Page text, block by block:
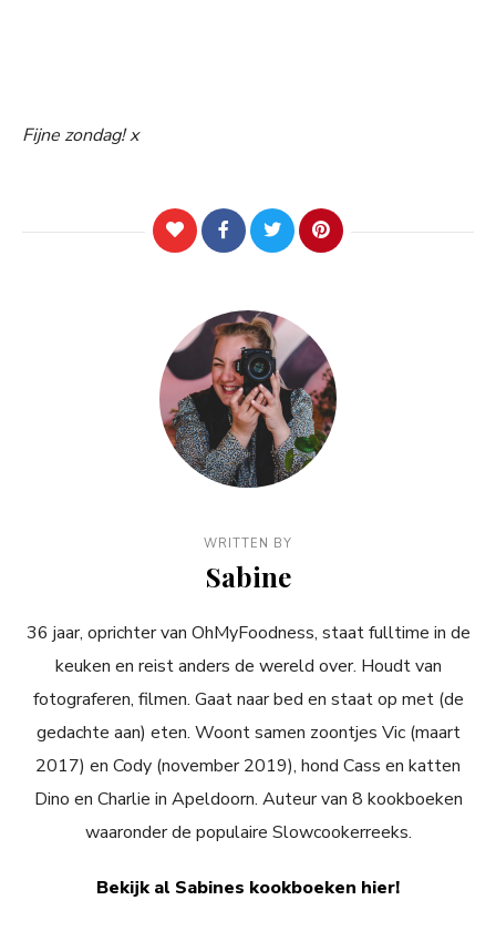
Fijne zondag! x
WRITTEN BY
Sabine
36 jaar, oprichter van OhMyFoodness, staat fulltime in de
keuken en reist anders de wereld over. Houdt van
fotograferen, filmen. Gaat naar bed en staat op met (de
gedachte aan) eten. Woont samen zoontjes Vic (maart
2017) en Cody (november 2019), hond Cass en katten
Dino en Charlie in Apeldoorn. Auteur van 8 kookboeken
waaronder de populaire Slowcookerreeks.
Bekijk al Sabines kookboeken hier!